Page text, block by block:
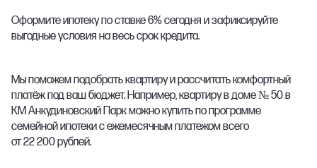
Оформите ипотеку по ставке 6% сегодня и зафиксируйте
выгодные условия на весь срок кредита.
Мы поможем подобрать квартиру и рассчитать комфортный
платёж под ваш бюджет. Например, квартиру в доме № 50 в
КМ Анкудиновский Парк можно купить по программе
семейной ипотеки с ежемесячным платежом всего
от 22 200 рублей.